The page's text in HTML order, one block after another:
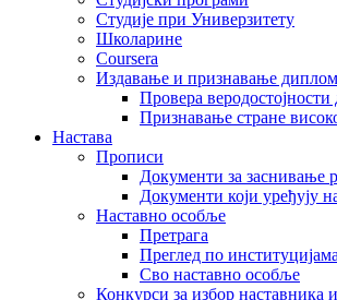
Студије при Универзитету
Школарине
Coursera
Издавање и признавање
Провера
Признавање стране
Настава
Прописи
Документи за заснивање
Документи који уређују
Наставно особље
Претрага
Преглед по институцијама
Сво наставно особље
Конкурси за избор наставника